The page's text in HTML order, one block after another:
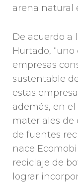
arena natural
De acuerdo a
Hurtado,
empresas
sustentable
estas
además, en
materiales de
de fuentes
nace
reciclaje de
lograr